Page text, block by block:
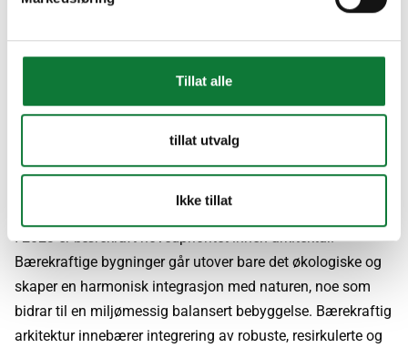
Tillat alle
tillat utvalg
Ikke tillat
7 / Bærekraftig arkitektur
I 2023 er bærekraft hovedprioritet innen arkitektur.
Bærekraftige bygninger går utover bare det økologiske og
skaper en harmonisk integrasjon med naturen, noe som
bidrar til en miljømessig balansert bebyggelse. Bærekraftig
arkitektur innebærer integrering av robuste, resirkulerte og